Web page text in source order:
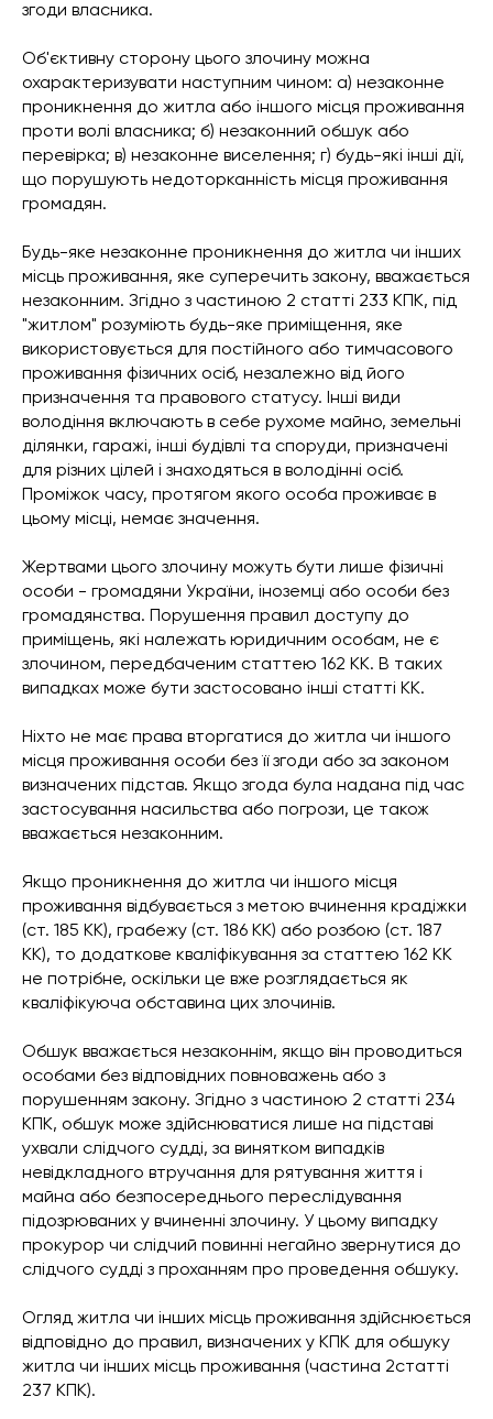
згоди власника.
Об'єктивну сторону цього злочину можна
охарактеризувати наступним чином: а) незаконне
проникнення до житла або іншого місця проживання
проти волі власника; б) незаконний обшук або
перевірка; в) незаконне виселення; г) будь-які інші дії,
що порушують недоторканність місця проживання
громадян.
Будь-яке незаконне проникнення до житла чи інших
місць проживання, яке суперечить закону, вважається
незаконним. Згідно з частиною 2 статті 233 КПК, під
"житлом" розуміють будь-яке приміщення, яке
використовується для постійного або тимчасового
проживання фізичних осіб, незалежно від його
призначення та правового статусу. Інші види
володіння включають в себе рухоме майно, земельні
ділянки, гаражі, інші будівлі та споруди, призначені
для різних цілей і знаходяться в володінні осіб.
Проміжок часу, протягом якого особа проживає в
цьому місці, немає значення.
Жертвами цього злочину можуть бути лише фізичні
особи - громадяни України, іноземці або особи без
громадянства. Порушення правил доступу до
приміщень, які належать юридичним особам, не є
злочином, передбаченим статтею 162 КК. В таких
випадках може бути застосовано інші статті КК.
Ніхто не має права вторгатися до житла чи іншого
місця проживання особи без її згоди або за законом
визначених підстав. Якщо згода була надана під час
застосування насильства або погрози, це також
вважається незаконним.
Якщо проникнення до житла чи іншого місця
проживання відбувається з метою вчинення крадіжки
(ст. 185 КК), грабежу (ст. 186 КК) або розбою (ст. 187
КК), то додаткове кваліфікування за статтею 162 КК
не потрібне, оскільки це вже розглядається як
кваліфікуюча обставина цих злочинів.
Обшук вважається незаконнім, якщо він проводиться
особами без відповідних повноважень або з
порушенням закону. Згідно з частиною 2 статті 234
КПК, обшук може здійснюватися лише на підставі
ухвали слідчого судді, за винятком випадків
невідкладного втручання для рятування життя і
майна або безпосереднього переслідування
підозрюваних у вчиненні злочину. У цьому випадку
прокурор чи слідчий повинні негайно звернутися до
слідчого судді з проханням про проведення обшуку.
Огляд житла чи інших місць проживання здійснюється
відповідно до правил, визначених у КПК для обшуку
житла чи інших місць проживання (частина 2статті
237 КПК).